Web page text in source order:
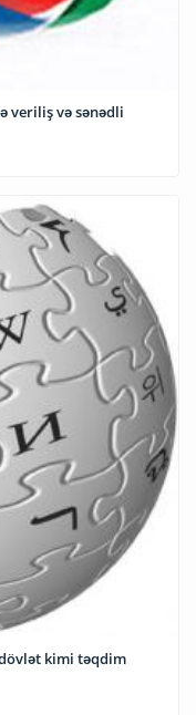
veriliş və sənədli
kimi təqdim